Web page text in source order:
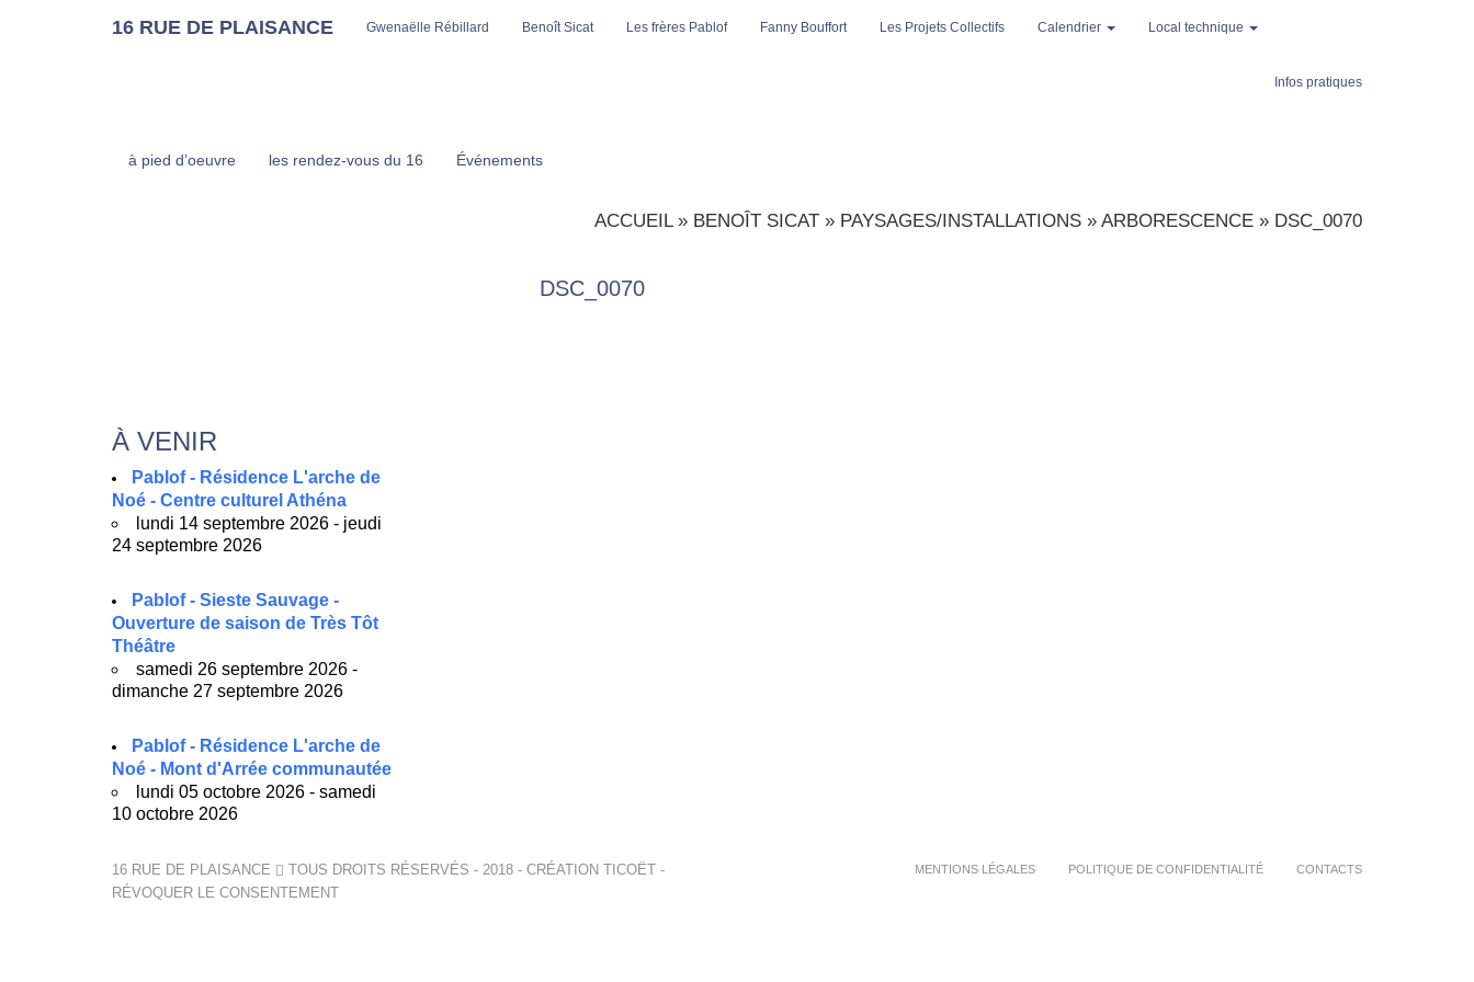
16 RUE DE PLAISANCE Gwenaëlle Rébillard Benoît Sicat Les frères Pablof Fanny Bouffort Les Projets Collectifs Calendrier Local technique
Infos pratiques
à pied d’oeuvre les rendez-vous du 16 Événements
ACCUEIL» BENOÎT SICAT » PAYSAGES/INSTALLATIONS » ARBORESCENCE » DSC_0070
DSC_0070
À VENIR
Pablof - Résidence L'arche de
Noé - Centre culturel Athéna
lundi 14 septembre 2026 - jeudi
24 septembre 2026
Pablof - Sieste Sauvage -
Ouverture de saison de Très Tôt
Théâtre
samedi 26 septembre 2026 -
dimanche 27 septembre 2026
Pablof - Résidence L'arche de
Noé - Mont d'Arrée communautée
lundi 05 octobre 2026 - samedi
10 octobre 2026
16 RUE DE PLAISANCE TOUS DROITS RÉSERVÉS - 2018 - CRÉATION TICOËT -
RÉVOQUER LE CONSENTEMENT
MENTIONS LÉGALES POLITIQUE DE CONFIDENTIALITÉ CONTACTS